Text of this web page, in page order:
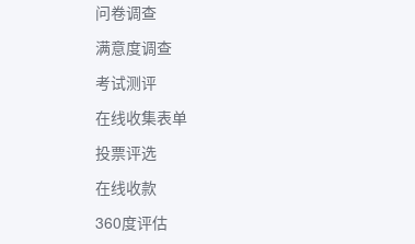
问卷调查
满意度调查
考试测评
在线收集表单
投票评选
在线收款
360度评估